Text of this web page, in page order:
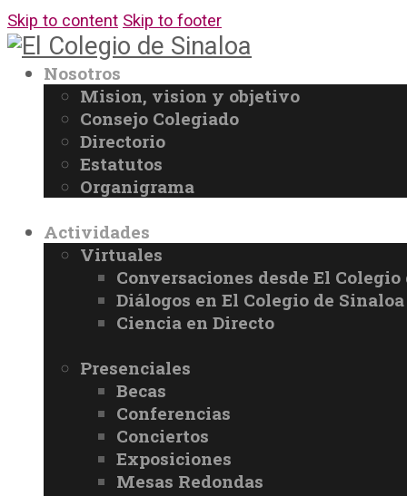
Skip to content Skip to footer
Nosotros
Mision, vision y objetivo
Consejo Colegiado
Directorio
Estatutos
Organigrama
Actividades
Virtuales
Conversaciones desde El
Diálogos en El Colegio de Sinaloa
Ciencia en Directo
Presenciales
Becas
Conferencias
Conciertos
Exposiciones
Mesas Redondas